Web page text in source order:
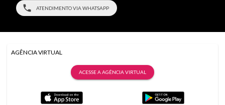
ATENDIMENTO VIA WHATSAPP
AGÊNCIA VIRTUAL
ACESSE A AGÊNCIA VIRTUAL